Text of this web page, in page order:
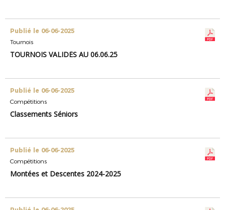
Publié le 06-06-2025
Tournois
TOURNOIS VALIDÉS AU 06.06.25
Publié le 06-06-2025
Compétitions
Classements Séniors
Publié le 06-06-2025
Compétitions
Montées et Descentes 2024-2025